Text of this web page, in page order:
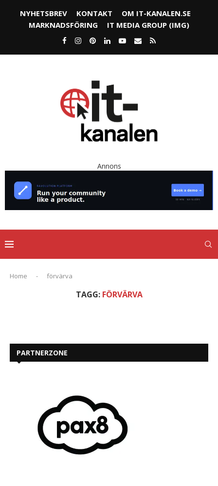
NYHETSBREV KONTAKT
OM IT-KANALEN.SE
MARKNADSFÖRING
IT MEDIA GROUP (IMG)
Annons
Home - förvärva
TAGG: FÖRVÄRVA
PARTNERZONE